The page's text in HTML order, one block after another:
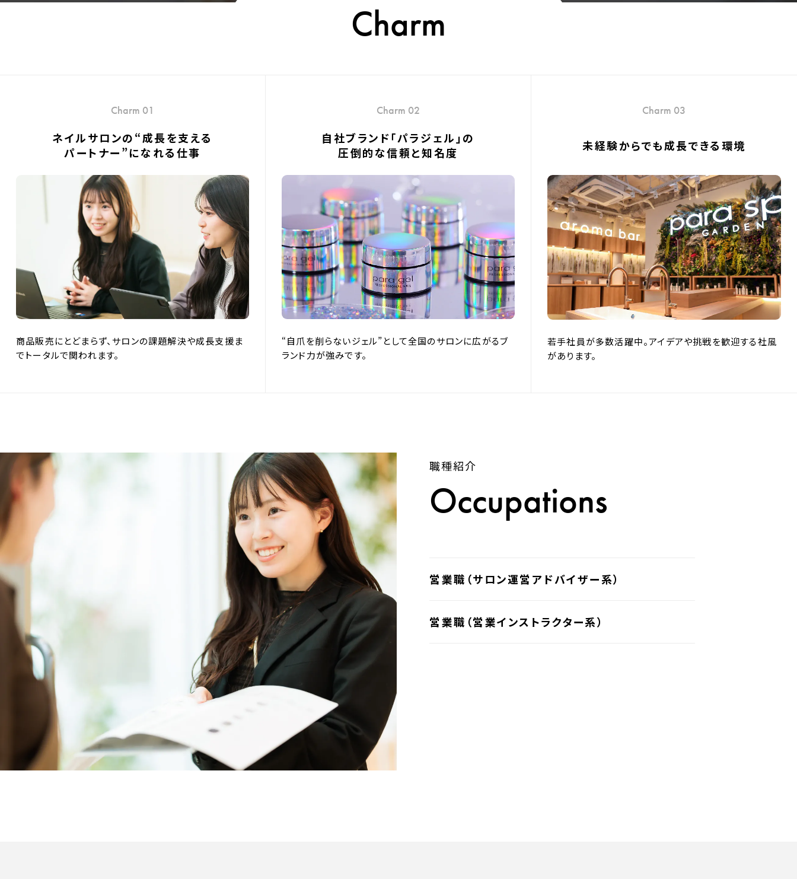
Charm
Charm 01
ネイルサロンの“成長を支える
パートナー”になれる仕事
商品販売にとどまらず、サロンの課題解決や成長支援ま
でトータルで関われます。
Charm 02
自社ブランド「パラジェル」の
圧倒的な信頼と知名度
“自爪を削らないジェル”として全国のサロンに広がるブ
ランド力が強みです。
Charm 03
未経験からでも成長できる環境
若手社員が多数活躍中。アイデアや挑戦を歓迎する社風
があります。
職種紹介
Occupations
営業職（サロン運営アドバイザー系）
営業職（営業インストラクター系）